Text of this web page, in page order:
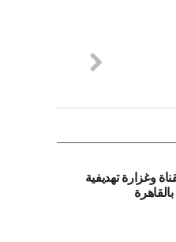
وغزارة تهديفية